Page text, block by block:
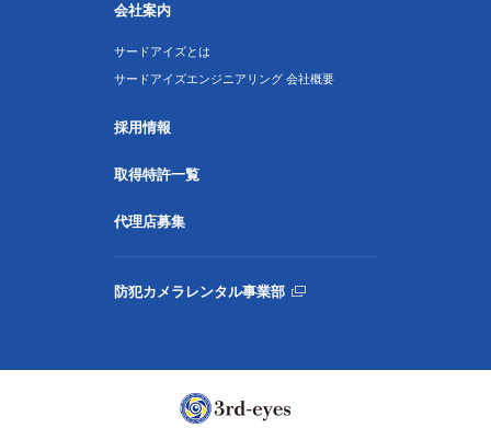
会社案内
サードアイズとは
サードアイズエンジニアリング 会社概要
採用情報
取得特許一覧
代理店募集
防犯カメラレンタル事業部